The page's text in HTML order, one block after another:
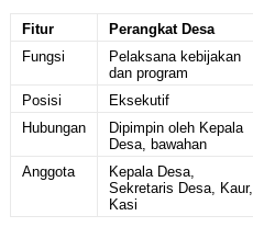
Fitur Perangkat Desa
Fungsi
Pelaksana kebijakan
dan program
Posisi
Eksekutif
Hubungan
Dipimpin oleh Kepala
Desa, bawahan
Anggota
Kepala Desa,
Sekretaris Desa, Kaur,
Kasi